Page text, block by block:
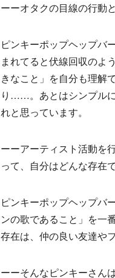
ーーオタクの目線の行動
ピンキーポップヘップバ
まれてると伏線回収のよ
きなこと」を自分も理解
り……。あとはシンプル
れと思っています。
ーーアーティスト活動を
って、自分はどんな存在
ピンキーポップヘップバ
ンの歌であること」を一
存在は、仲の良い友達や
ーーそんなピンキーさん